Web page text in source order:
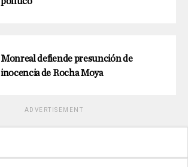
Monreal defiende presunción de
inocencia de Rocha Moya
ADVERTISEMENT